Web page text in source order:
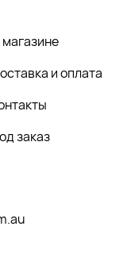
и оплата
заказ